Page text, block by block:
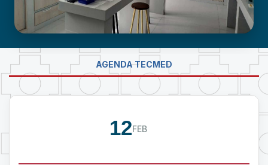
LABORATORIO DE INVESTIGACIÓN -
PROUMSA
AGENDA TECMED
12FEB